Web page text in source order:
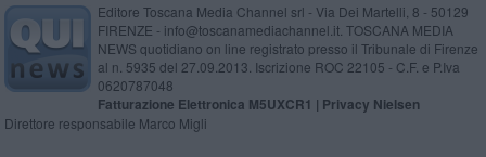
Editore Toscana Media Channel srl - Via Dei Martelli, 8 - 50129
FIRENZE - info@toscanamediachannel.it. TOSCANA MEDIA
NEWS quotidiano on line registrato presso il Tribunale di Firenze
al n. 5935 del 27.09.2013. Iscrizione ROC 22105 - C.F. e P.Iva
0620787048
Fatturazione Elettronica M5UXCR1 | Privacy Nielsen
Direttore responsabile Marco Migli